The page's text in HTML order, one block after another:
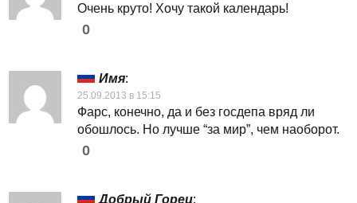
Очень круто! Хочу такой календарь!
0
Имя:
25.09.2013 в 15:15
Фарс, конечно, да и без госдепа вряд ли
обошлось. Но лучше “за мир”, чем наоборот.
0
Добрый Горец: